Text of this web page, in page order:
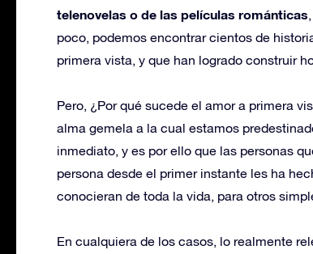
telenovelas o de las películas románticas
poco, podemos encontrar cientos de
primera vista, y que han logrado construir
Pero, ¿Por qué sucede el amor a primera
alma gemela a la cual estamos
inmediato, y es por ello que las personas
persona desde el primer instante les ha
conocieran de toda la vida, para otros
En cualquiera de los casos, lo realmente